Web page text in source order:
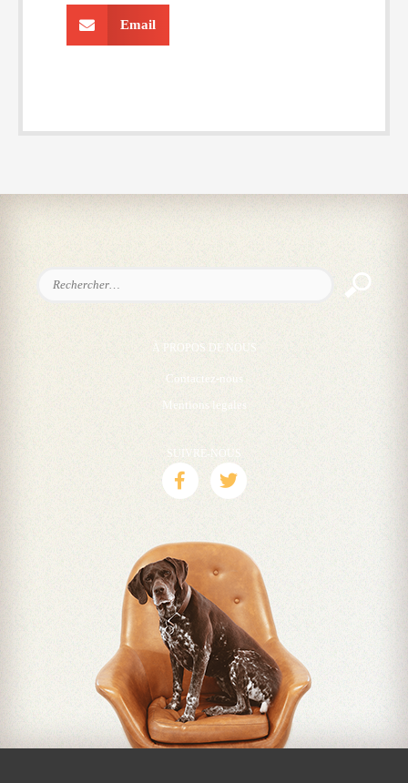
Email
À PROPOS DE NOUS
Contactez-nous
Mentions legales
SUIVRE-NOUS